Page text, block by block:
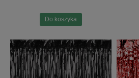
Do koszyka